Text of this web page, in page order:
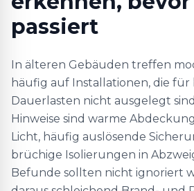
passiert
In älteren Gebäuden treffen
häufig auf Installationen, die für
Dauerlasten nicht ausgelegt
Hinweise sind warme
Licht, häufig auslösende
brüchige Isolierungen in
Befunde sollten nicht ignoriert